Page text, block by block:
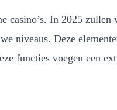
In 2025
niveaus. Deze
functies voegen een